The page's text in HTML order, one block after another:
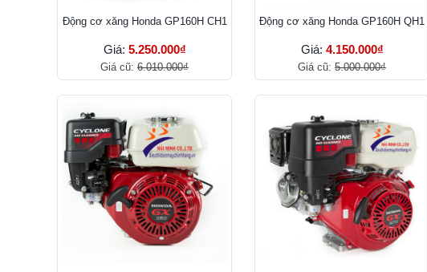
Ðộng cơ xăng Honda GP160H CH1
Giá: 5.250.000₫
Giá cũ: 6.010.000₫
Ðộng cơ xăng Honda GP160H QH1
Giá: 4.150.000₫
Giá cũ: 5.000.000₫